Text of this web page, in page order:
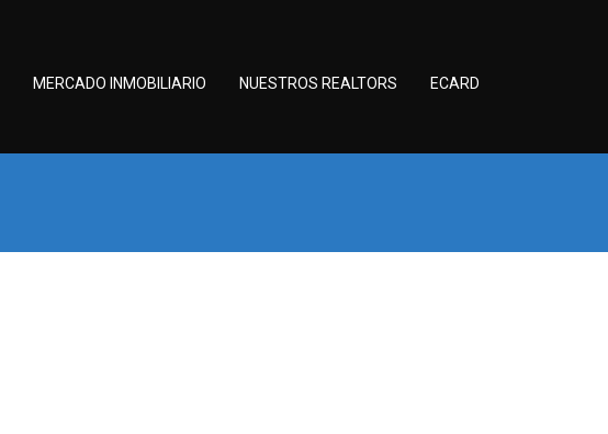
MERCADO INMOBILIARIO NUESTROS REALTORS ECARD